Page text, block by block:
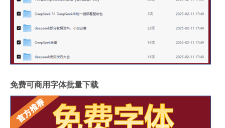
免费可商用字体批量下载